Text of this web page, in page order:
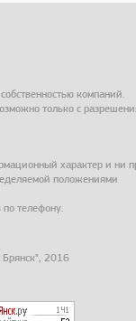
компаний.
только с
характер и ни
положениями
телефону.
Брянск", 2016